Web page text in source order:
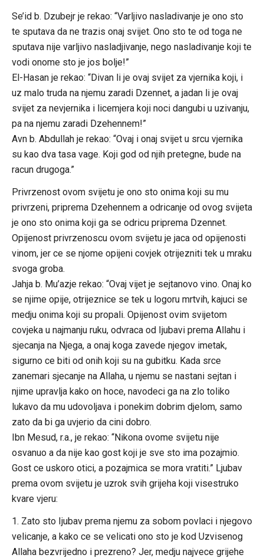
Se’id b. Dzubejr je rekao: “Varljivo nasladivanje je ono sto
te sputava da ne trazis onaj svijet. Ono sto te od toga ne
sputava nije varljivo nasladjivanje, nego nasladivanje koji te
vodi onome sto je jos bolje!”
El-Hasan je rekao: “Divan li je ovaj svijet za vjernika koji, i
uz malo truda na njemu zaradi Dzennet, a jadan li je ovaj
svijet za nevjernika i licemjera koji noci dangubi u uzivanju,
pa na njemu zaradi Dzehennem!”
Avn b. Abdullah je rekao: “Ovaj i onaj svijet u srcu vjernika
su kao dva tasa vage. Koji god od njih pretegne, bude na
racun drugoga.”
Privrzenost ovom svijetu je ono sto onima koji su mu
privrzeni, priprema Dzehennem a odricanje od ovog svijeta
je ono sto onima koji ga se odricu priprema Dzennet.
Opijenost privrzenoscu ovom svijetu je jaca od opijenosti
vinom, jer ce se njome opijeni covjek otrijezniti tek u mraku
svoga groba.
Jahja b. Mu’azje rekao: “Ovaj vijet je sejtanovo vino. Onaj ko
se njime opije, otrijeznice se tek u logoru mrtvih, kajuci se
medju onima koji su propali. Opijenost ovim svijetom
covjeka u najmanju ruku, odvraca od Ijubavi prema Allahu i
sjecanja na Njega, a onaj koga zavede njegov imetak,
sigurno ce biti od onih koji su na gubitku. Kada srce
zanemari sjecanje na Allaha, u njemu se nastani sejtan i
njime upravlja kako on hoce, navodeci ga na zlo toliko
lukavo da mu udovoljava i ponekim dobrim djelom, samo
zato da bi ga uvjerio da cini dobro.
Ibn Mesud, r.a., je rekao: “Nikona ovome svijetu nije
osvanuo a da nije kao gost koji je sve sto ima pozajmio.
Gost ce uskoro otici, a pozajmica se mora vratiti.” Ljubav
prema ovom svijetu je uzrok svih grijeha koji visestruko
kvare vjeru:
1. Zato sto Ijubav prema njemu za sobom povlaci i njegovo
velicanje, a kako ce se velicati ono sto je kod Uzvisenog
Allaha bezvrijedno i prezreno? Jer, medju najvece grijehe